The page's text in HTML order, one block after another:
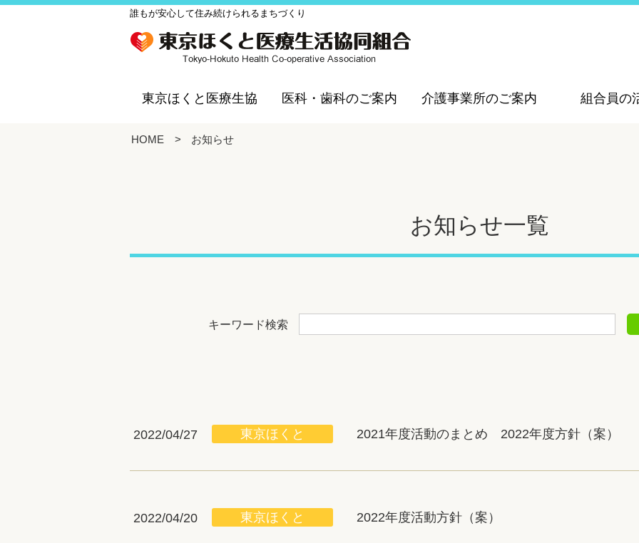
誰もが安心して住み続けられるまちづくり
東京ほくと医療生協 医科・歯科のご案内 介護事業所のご案内 組合員の
HOME > お知らせ
お知らせ一覧
キーワード検索
2022/04/27 東京ほくと 2021年度活動のまとめ 2022年度方針（案）
2022/04/20 東京ほくと 2022年度活動方針（案）